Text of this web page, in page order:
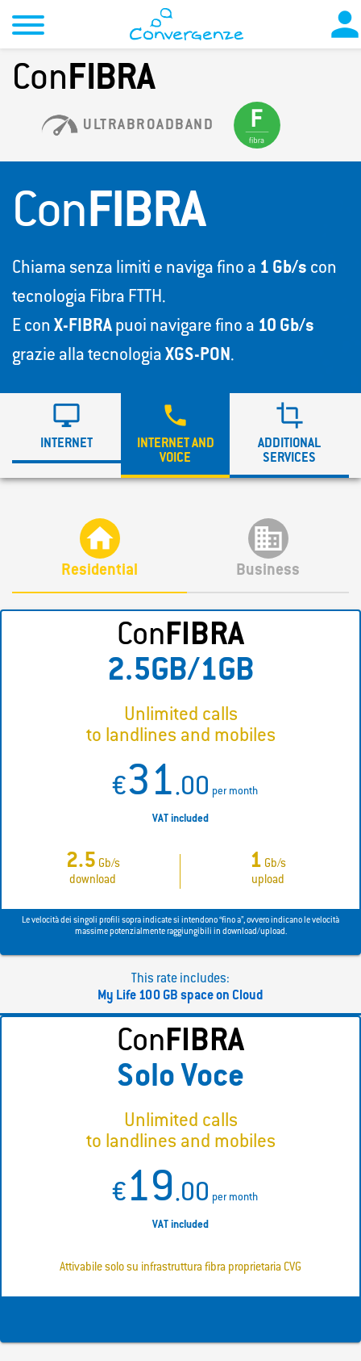
ConFIBRA
ULTRABROADBAND
ConFIBRA
Chiama senza limiti e naviga fino a 1 Gb/s con
tecnologia Fibra FTTH.
E con X-FIBRA puoi navigare fino a 10 Gb/s
grazie alla tecnologia XGS-PON.

INTERNET

INTERNET AND
VOICE

ADDITIONAL
SERVICES

Residential

Business
ConFIBRA
2.5GB/1GB
Unlimited calls
to landlines and mobiles
€31.00 per month
VAT included
2.5 Gb/s
download
1 Gb/s
upload
Le velocità dei singoli profili sopra indicate si intendono “fino a”, ovvero indicano le velocità
massime potenzialmente raggiungibili in download/upload.
This rate includes:
My Life 100 GB space on Cloud
ConFIBRA
Solo Voce
Unlimited calls
to landlines and mobiles
€ 19.00 per month
VAT included
Attivabile solo su infrastruttura fibra proprietaria CVG